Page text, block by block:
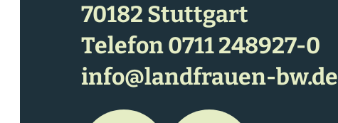
70182 Stuttgart
Telefon0711 248927-0
info@landfrauen-bw.de